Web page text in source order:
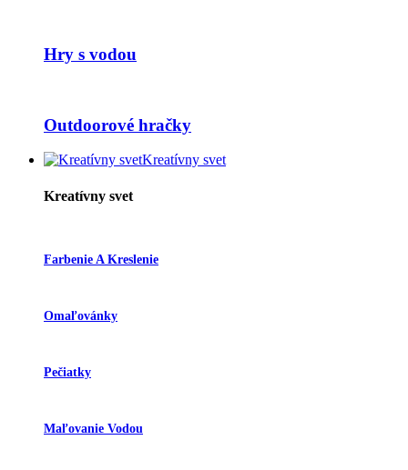
Hry s vodou
Outdoorové hračky
Kreatívny svet
Kreatívny svet
Farbenie A Kreslenie
Omaľovánky
Pečiatky
Maľovanie Vodou